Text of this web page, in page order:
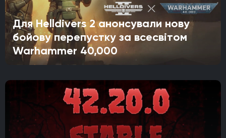
Для Helldivers 2 анонсували нову
бойову перепустку за всесвітом
Warhammer 40,000